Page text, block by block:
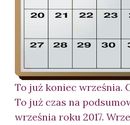
To już koniec września.
To już czas na
września roku 2017.